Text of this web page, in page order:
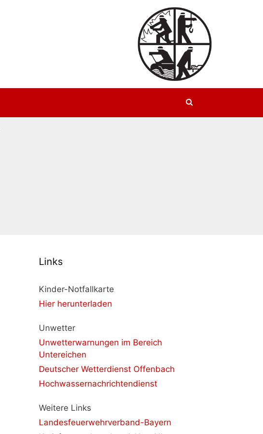
Links
Kinder-Notfallkarte
Hier herunterladen
Unwetter
Unwetterwarnungen im Bereich
Untereichen
Deutscher Wetterdienst Offenbach
Hochwassernachrichtendienst
Weitere Links
Landesfeuerwehrverband-Bayern